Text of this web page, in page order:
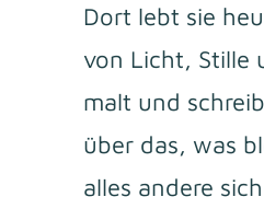
Dort lebt sie
von Licht, Stille
malt und
über das, was
alles andere